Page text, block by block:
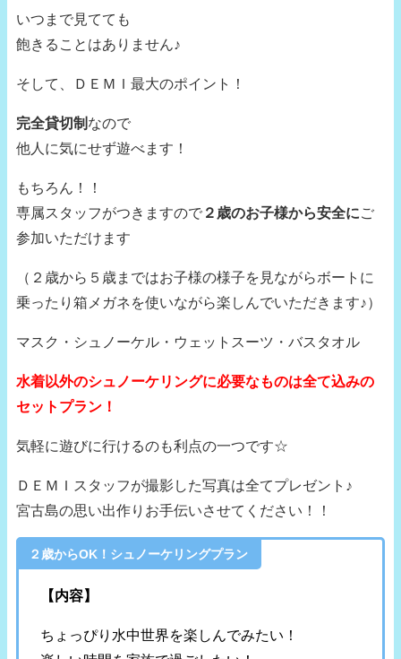
いつまで見てても
飽きることはありません♪
そして、ＤＥＭＩ最大のポイント！
完全貸切制 なので
他人に気にせず遊べます！
もちろん！！
専属スタッフがつきますので ２歳のお子様から安全にご
参加いただけます
（２歳から５歳まではお子様の様子を見ながらボートに
乗ったり箱メガネを使いながら楽しんでいただきます♪）
マスク・シュノーケル・ウェットスーツ・バスタオル
水着以外のシュノーケリングに必要なものは全て込みの
セットプラン！
気軽に遊びに行けるのも利点の一つです☆
ＤＥＭＩスタッフが撮影した写真は全てプレゼント♪
宮古島の思い出作りお手伝いさせてください！！
２歳からOK！シュノーケリングプラン
【内容】
ちょっぴり水中世界を楽しんでみたい！